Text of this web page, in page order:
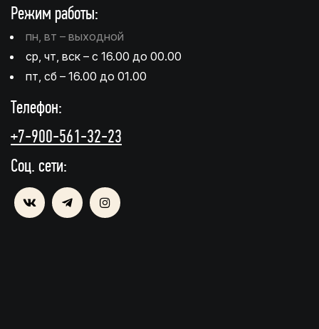
Режим работы:
пн, вт – выходной
ср, чт, вск – с 16.00 до 00.00
пт, сб – 16.00 до 01.00
Телефон:
+7-900-561-32-23
Соц. сети: